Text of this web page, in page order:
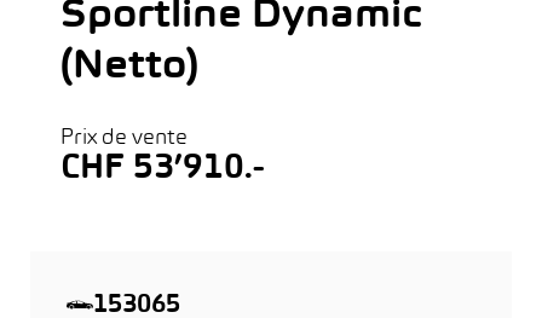
Sportline Dynamic
(Netto)
Prix de vente
CHF 53’910.-
153065